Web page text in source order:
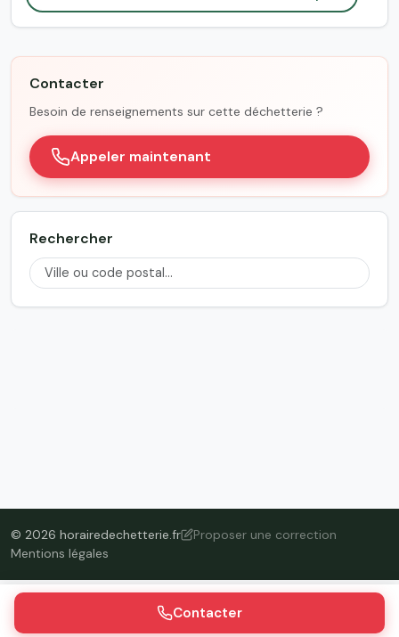
Contacter
Besoin de renseignements sur cette déchetterie ?
Appeler maintenant
Rechercher
© 2026 horairedechetterie.fr
Proposer une correction
Mentions légales
Contacter